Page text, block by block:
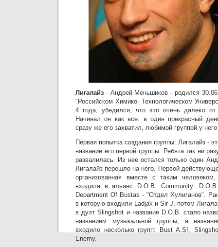
Лигалайз - Андрей Меньшиков - родился
"Российском Химико- Технологическом
4 года, убедился, что это очень далеко
Начинал он как все: в один прекрасный
сразу же его захватил, любимой группой у
Первая попытка создания группы: Лигалайз -
название его первой группы. Ребята так ни
развалилась. Из нее остался только один
Лигалайз перешло на него. Первой
организованная вместе с таким
входила в альянс D.O.B. Community.
Department Of Bustas - "Отдел Хулиганов".
в которую входили Ladjak и Sir-J, потом
в дуэт Slingshot и название D.O.B. стало
названием музыкальной группы, а
входило несколько групп: Bust A.S!,
Enemy.